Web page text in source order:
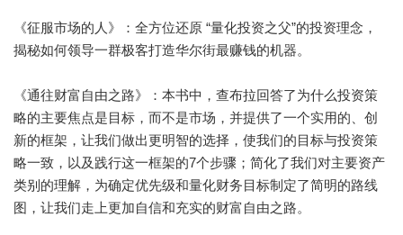
《征服市场的人》：全方位还原 “量化投资之父”的投资理念，
揭秘如何领导一群极客打造华尔街最赚钱的机器。
《通往财富自由之路》：本书中，查布拉回答了为什么投资策
略的主要焦点是目标，而不是市场，并提供了一个实用的、创
新的框架，让我们做出更明智的选择，使我们的目标与投资策
略一致，以及践行这一框架的7个步骤；简化了我们对主要资产
类别的理解，为确定优先级和量化财务目标制定了简明的路线
图，让我们走上更加自信和充实的财富自由之路。